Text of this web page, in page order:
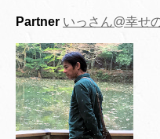
Partner いっさん@幸せ